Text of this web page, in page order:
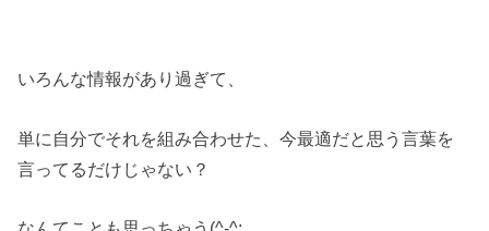
いろんな情報があり過ぎて、
単に自分でそれを組み合わせた、今最適だと思う言葉を
言ってるだけじゃない？